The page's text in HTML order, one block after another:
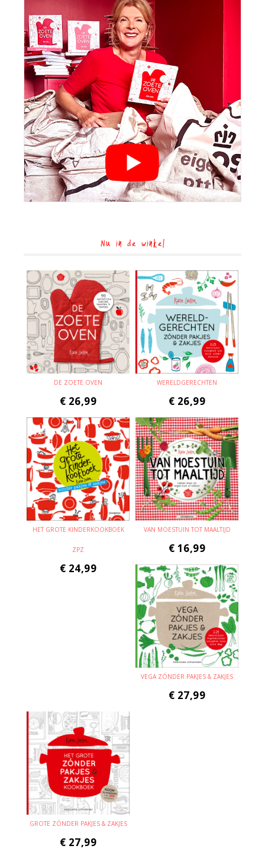
Nu in de winkel
DE ZOETE OVEN
€ 26,99
WERELDGERECHTEN
€ 26,99
HET GROTE KINDERKOOKBOEK
ZPZ
€ 24,99
VAN MOESTUIN TOT MAALTIJD
€ 16,99
VEGA ZÓNDER PAKJES & ZAKJES
€ 27,99
GROTE ZÓNDER PAKJES & ZAKJES
€ 27,99